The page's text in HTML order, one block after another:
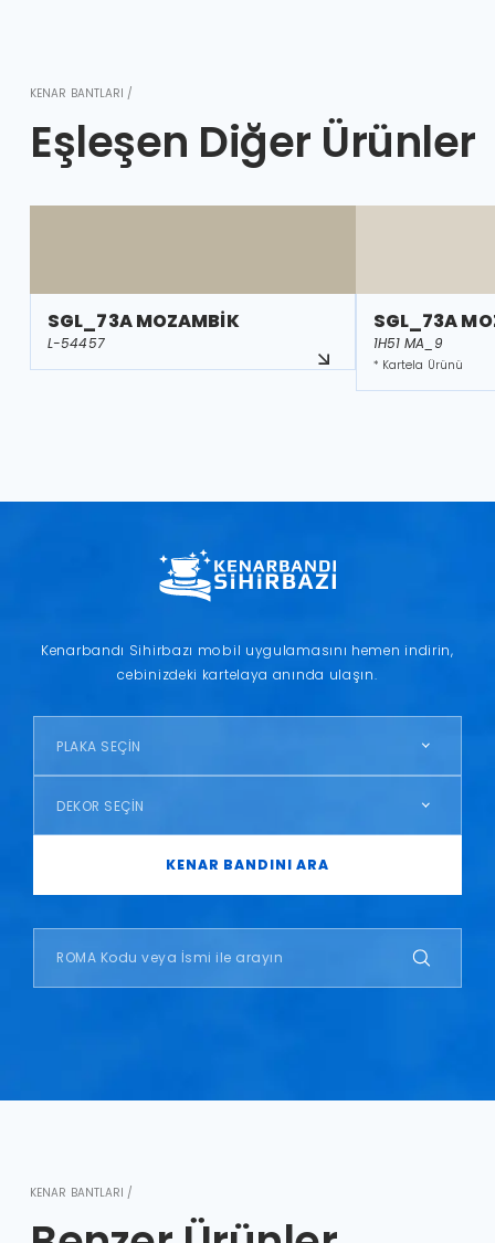
KENAR BANTLARI /
Eşleşen Diğer Ürünler
SGL_73A MOZAMBİK
L-54457
SGL_73A
1H51 MA_9
* Kartela Ürünü
Kenarbandı Sihirbazı mobil uygulamasını hemen indirin,
cebinizdeki kartelaya anında ulaşın.
PLAKA SEÇİN
DEKOR SEÇİN
KENAR BANDINI ARA
KENAR BANTLARI /